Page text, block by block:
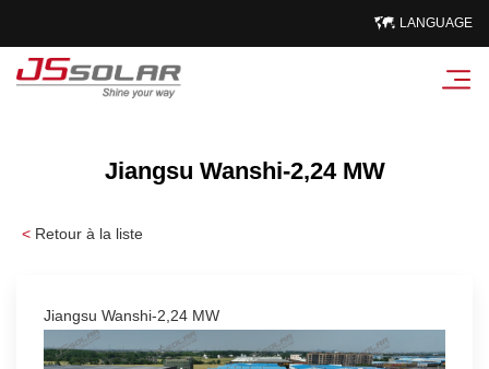
LANGUAGE
Jiangsu Wanshi-2,24 MW
< Retour à la liste
Jiangsu Wanshi-2,24 MW